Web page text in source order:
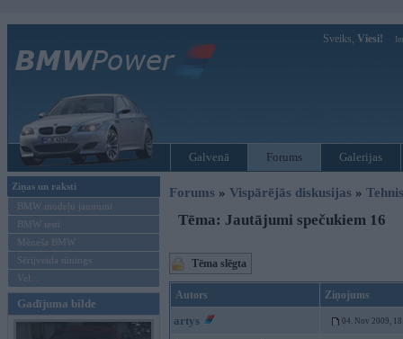
Sveiks, Viesi!
Galvenā Forums Galerijas
Ziņas un raksti
BMW modeļu jaunumi
BMW testi
Mēneša BMW
Sērijveida tūnings
Vel...
Gadījuma bilde
Forums » Vispārējās diskusijas »
Tēma: Jautājumi spečukiem 16
Tēma slēgta
Autors Ziņojums
artys 04. Nov 2009,